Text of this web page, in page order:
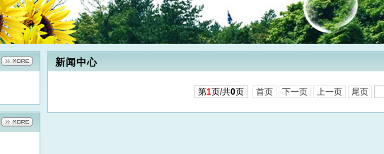
新闻中心
第1页/共0页 首页 下一页 上一页 尾页